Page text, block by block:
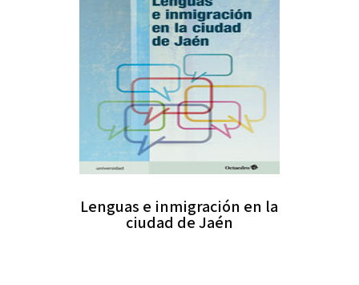
Lenguas e inmigración en la
ciudad de Jaén